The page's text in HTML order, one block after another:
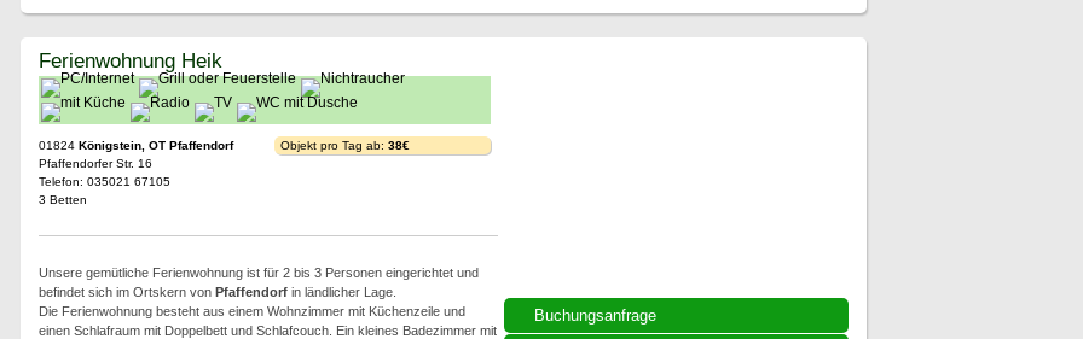
Buchungsanfrage
Ferienwohnung Heik
01824 Königstein, OT Pfaffendorf
Pfaffendorfer Str. 16
Telefon: 035021 67105
3 Betten
Objekt pro Tag ab: 38€
Unsere gemütliche Ferienwohnung ist für 2 bis 3 Personen eingerichtet und
befindet sich im Ortskern von Pfaffendorfin ländlicher Lage.
Die Ferienwohnung besteht aus einem Wohnzimmer mit Küchenzeile und
einen Schlafraum mit Doppelbett und Schlafcouch. Ein kleines Badezimmer mit